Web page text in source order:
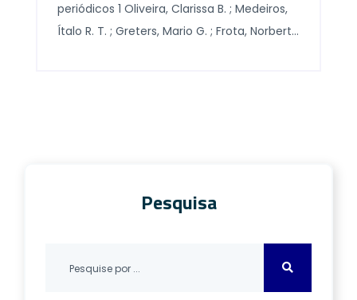
periódicos 1 Oliveira, Clarissa B. ; Medeiros,
Ítalo R. T. ; Greters, Mario G. ; Frota, Norberto
Pesquisa